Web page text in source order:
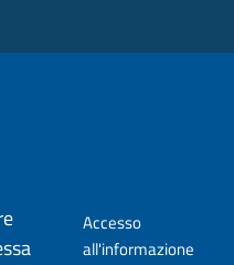
Accesso
all'informazione